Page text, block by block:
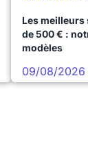
Les meilleurs
de 500 € :
modèles
09/08/2026